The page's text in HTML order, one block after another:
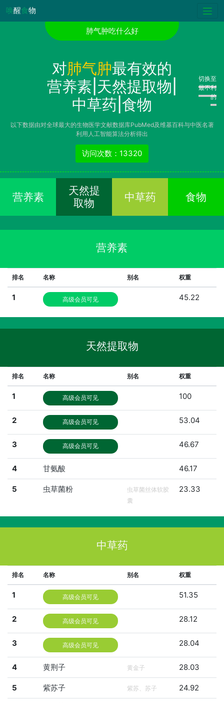
唤醒食物
肺气肿吃什么好
对肺气肿最有效的
营养素|天然提取物|
中草药|食物
切换至
最不利
的
以下数据由对全球最大的生物医学文献数据库PubMed及维基百科与中医名著
利用人工智能算法分析得出
访问次数：13320
营养素
天然提
取物
中草药 食物
营养素
排名 名称 别名 权重
1 高级会员可见 45.22
天然提取物
排名 名称 别名 权重
1 高级会员可见 100
2 高级会员可见 53.04
3 高级会员可见 46.67
4 甘氨酸 46.17
5 虫草菌粉
虫草菌丝体软胶
囊
23.33
中草药
排名 名称 别名 权重
1 高级会员可见 51.35
2 高级会员可见 28.12
3 高级会员可见 28.04
4 黄荆子 黄金子 28.03
5 紫苏子 紫苏、苏子 24.92